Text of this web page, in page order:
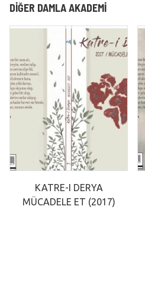
DIĞER DAMLA AKADEMI
KATRE-I DERYA
MÜCADELE ET (2017)